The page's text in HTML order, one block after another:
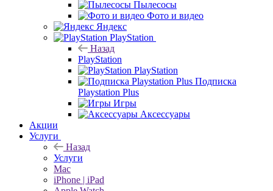
Пылесосы
Фото и видео
Яндекс
PlayStation
Назад
PlayStation
PlayStation
Подписка
Playstation Plus
Игры
Аксессуары
Акции
Услуги
Назад
Услуги
Mac
iPhone | iPad